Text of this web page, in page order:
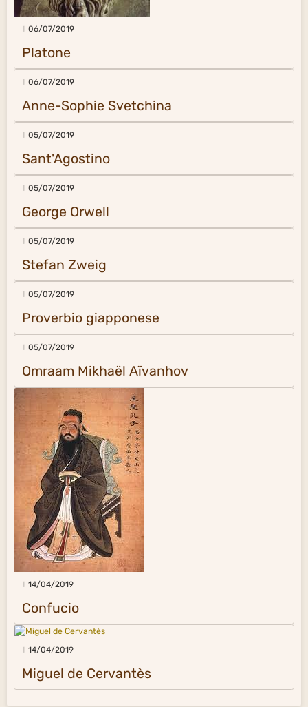
Il 06/07/2019
Platone
Il 06/07/2019
Anne-Sophie Svetchina
Il 05/07/2019
Sant'Agostino
Il 05/07/2019
George Orwell
Il 05/07/2019
Stefan Zweig
Il 05/07/2019
Proverbio giapponese
Il 05/07/2019
Omraam Mikhaël Aïvanhov
Il 14/04/2019
Confucio
Il 14/04/2019
Miguel de Cervantès